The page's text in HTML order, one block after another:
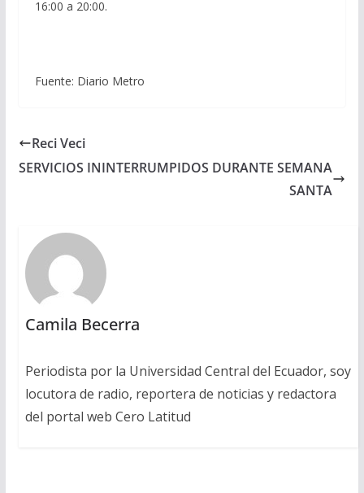
16:00 a 20:00.
Fuente: Diario Metro
Reci Veci
SERVICIOS ININTERRUMPIDOS DURANTE SEMANA
SANTA
Camila Becerra
Periodista por la Universidad Central del Ecuador, soy
locutora de radio, reportera de noticias y redactora
del portal web Cero Latitud